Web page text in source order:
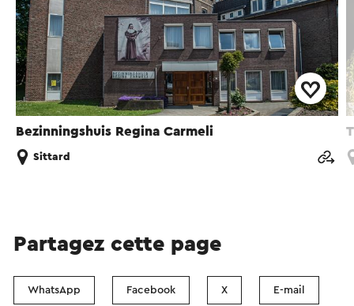
Bezinningshuis Regina Carmeli
Sittard
Partagez cette page
WhatsApp Facebook X E-mail